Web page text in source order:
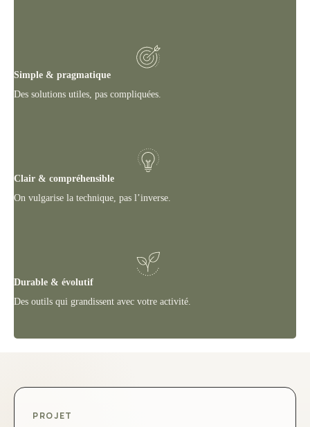
Simple & pragmatique
Des solutions utiles, pas compliquées.
Clair & compréhensible
On vulgarise la technique, pas l’inverse.
Durable & évolutif
Des outils qui grandissent avec votre activité.
PROJET